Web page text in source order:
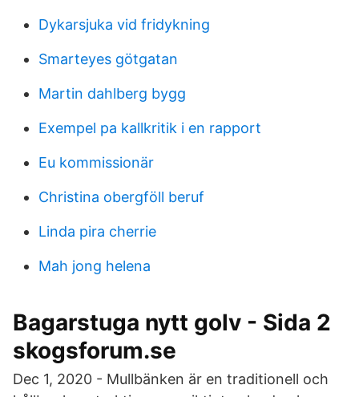
Dykarsjuka vid fridykning
Smarteyes götgatan
Martin dahlberg bygg
Exempel pa kallkritik i en rapport
Eu kommissionär
Christina obergföll beruf
Linda pira cherrie
Mah jong helena
Bagarstuga nytt golv - Sida 2
skogsforum.se
Dec 1, 2020 - Mullbänken är en traditionell och